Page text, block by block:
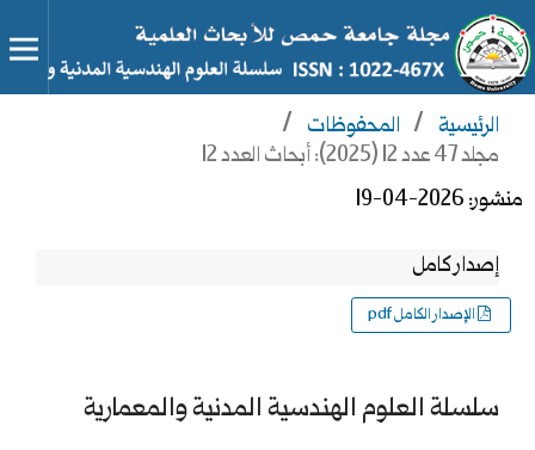
الرئيسية / المحفوظات /
مجلد 47 عدد 12 (2025): أبحاث العدد 12
منشور: 2026-04-19
إصدار كامل
الإصدار الكامل pdf
سلسلة العلوم الهندسية المدنية والمعمارية